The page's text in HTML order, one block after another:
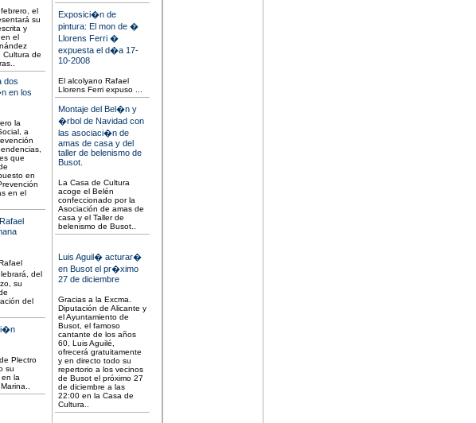
el
su
y
el
Cultura de
dos
en los
la
a
que
en
en el
del
su
del
Plectro
su
la
Exposici�n de
pintura: El mon de �
Llorens Ferri �
expuesta el d�a 17-
10-2008
El alcolyano Rafael
Llorens Ferri expuso ...
Montaje del Bel�n y
�rbol de Navidad con
las asociaci�n de
amas de casa y del
taller de belenismo de
Busot.
La Casa de Cultura
acoge el Belén
confeccionado por la
Asociación de amas de
casa y el Taller de
belenismo de Busot..
Luis Aguil� acturar�
en Busot el pr�ximo
27 de diciembre
Gracias a la Excma.
Diputación de Alicante y
el Ayuntamiento de
Busot, el famoso
cantante de los años
60, Luis Aguilé,
ofrecerá gratuitamente
y en directo todo su
repertorio a los vecinos
de Busot el próximo 27
de diciembre a las
22:00 en la Casa de
Cultura..